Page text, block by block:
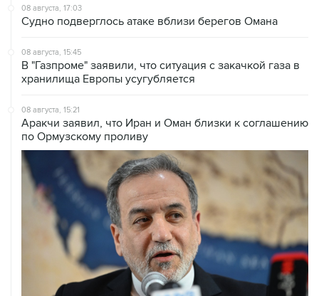
КСИР отметил, что снятие блокады с Ормуза зависит
от согласия США на условия Ирана
08 августа, 14:07
Судно нефтяной компании Абу-Даби было атаковано
в Ормузском проливе
08 августа, 12:23
Сенат США утвердил Тодда Бланша на пост
генпрокурора страны